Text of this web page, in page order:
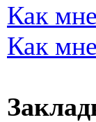
Как
Как